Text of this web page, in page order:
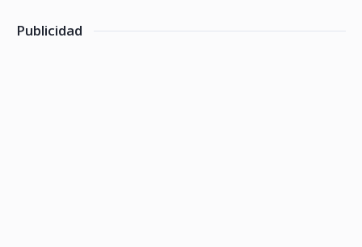
Publicidad